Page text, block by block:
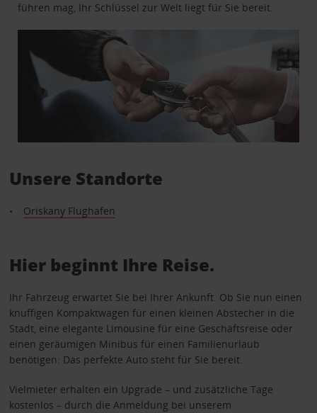
führen mag, Ihr Schlüssel zur Welt liegt für Sie bereit.
Unsere Standorte
Oriskany Flughafen
Hier beginnt Ihre Reise.
Ihr Fahrzeug erwartet Sie bei Ihrer Ankunft. Ob Sie nun einen
knuffigen Kompaktwagen für einen kleinen Abstecher in die
Stadt, eine elegante Limousine für eine Geschäftsreise oder
einen geräumigen Minibus für einen Familienurlaub
benötigen: Das perfekte Auto steht für Sie bereit.
Vielmieter erhalten ein Upgrade – und zusätzliche Tage
kostenlos – durch die Anmeldung bei unserem